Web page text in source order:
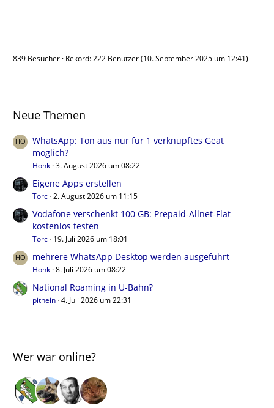
839 Besucher Rekord: 222 Benutzer (10. September 2025 um 12:41)
Neue Themen
WhatsApp: Ton aus nur für 1 verknüpftes Geät
möglich?
Honk 3. August 2026 um 08:22
Eigene Apps erstellen
Torc 2. August 2026 um 11:15
Vodafone verschenkt 100 GB: Prepaid-Allnet-Flat
kostenlos testen
Torc 19. Juli 2026 um 18:01
mehrere WhatsApp Desktop werden ausgeführt
Honk 8. Juli 2026 um 08:22
National Roaming in U-Bahn?
pithein 4. Juli 2026 um 22:31
Wer war online?